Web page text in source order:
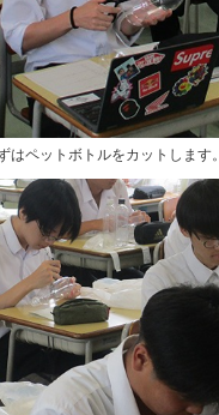
ペットボトルをカットします。